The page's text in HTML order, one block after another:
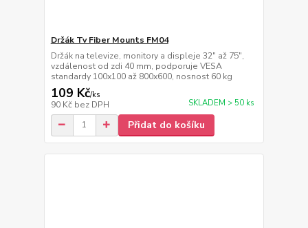
Držák Tv Fiber Mounts FM04
Držák na televize, monitory a displeje 32" až 75",
vzdálenost od zdi 40 mm, podporuje VESA
standardy 100x100 až 800x600, nosnost 60 kg
109 Kč/ks
90 Kč bez DPH SKLADEM > 50 ks
Přidat do košíku